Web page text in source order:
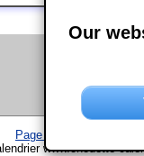
Page d'accueil
www.chouette-
Our